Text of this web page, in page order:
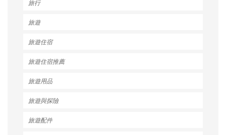
旅行
旅遊
旅遊住宿
旅遊住宿推薦
旅遊用品
旅遊與探險
旅遊配件